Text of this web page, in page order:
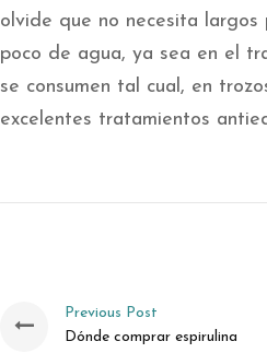
olvide que no necesita
poco de agua, ya sea en el
se consumen tal cual, en
excelentes tratamientos
Previous Post
Dónde comprar espirulina